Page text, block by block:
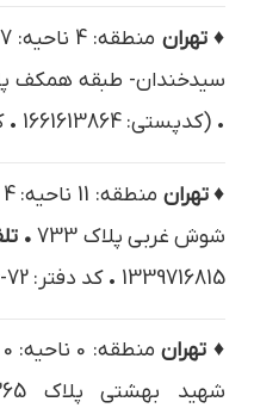
♦ تهران منطقه: 4 ناحیه: 7
سيدخندان- طبقه همكف پلاک
• (کدپستی: 1661613864 • کد دفتر: 72-16-1250)
♦ تهران منطقه: 11 ناحیه: 4
شوش غربي پلاک 733
•
1339716815 • کد دفتر: 72-16-1219)
♦ تهران منطقه: 0 ناحیه: 0
شهيد بهشتي پلاک 365